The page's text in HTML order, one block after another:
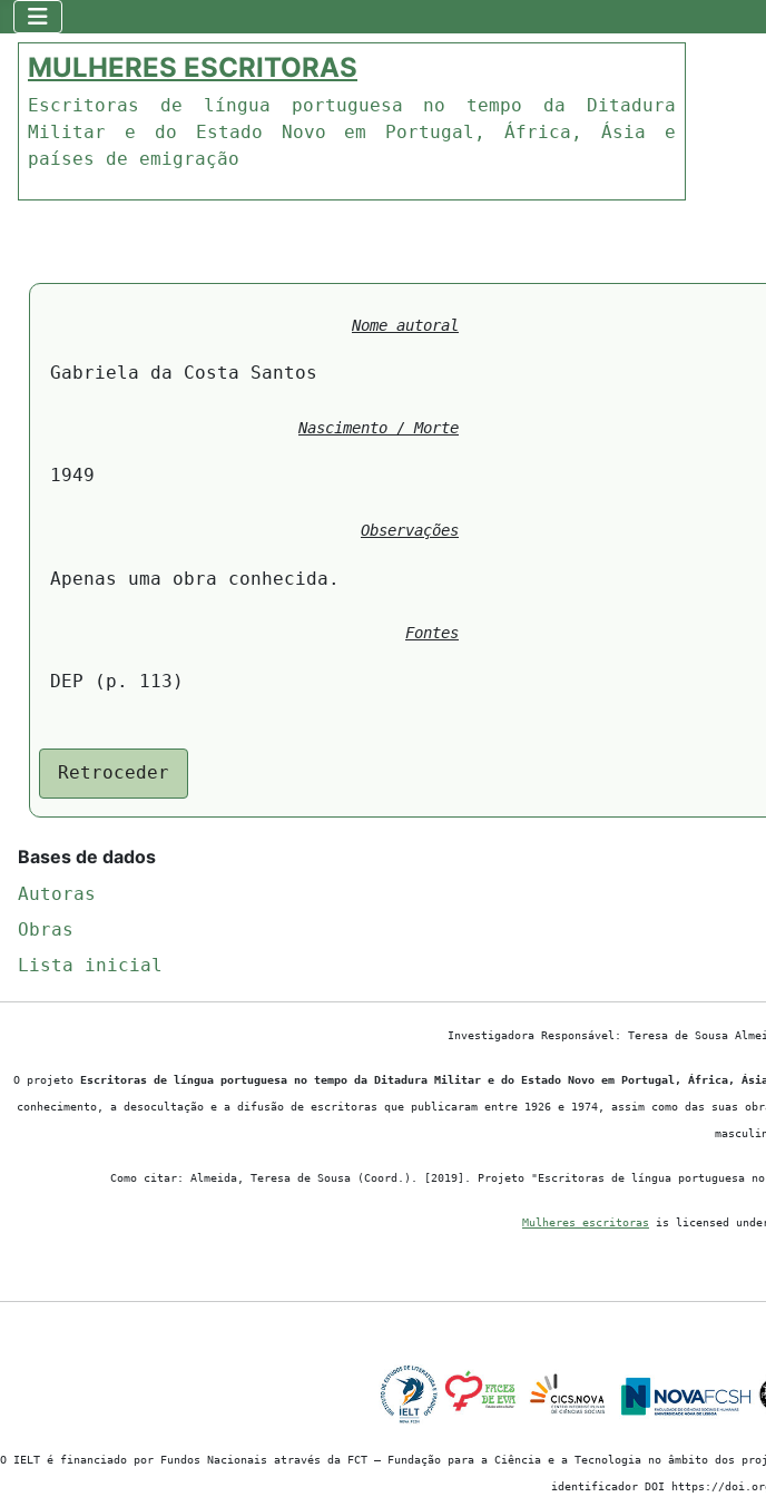
MULHERES ESCRITORAS
Escritoras de língua portuguesa no tempo da Ditadura
Militar e do Estado Novo em Portugal, África, Ásia e
países de emigração
Nome autoral
Gabriela da Costa Santos
Nascimento / Morte
1949
Observações
Apenas uma obra conhecida.
Fontes
DEP (p. 113)
Retroceder
Bases de dados
Autoras
Obras
Lista inicial
Investigadora Responsável: Teresa de Sousa
O projeto Escritoras de língua portuguesa no tempo da Ditadura Militar e do Estado Novo em Portugal, África,
conhecimento, a desocultação e a difusão de escritoras que publicaram entre 1926 e 1974, assim como das suas
Como citar: Almeida, Teresa de Sousa (Coord.). [2019]. Projeto "Escritoras de língua portuguesa
Mulheres escritoras is licensed
O IELT é financiado por Fundos Nacionais através da FCT – Fundação para a Ciência e a Tecnologia no âmbito dos
identificador DOI https://doi.org/